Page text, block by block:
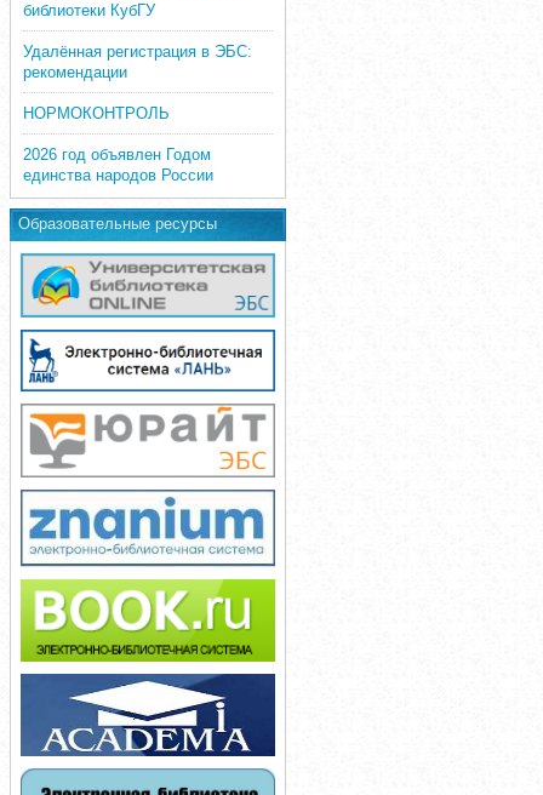
библиотеки КубГУ
Удалённая регистрация в ЭБС:
рекомендации
НОРМОКОНТРОЛЬ
2026 год объявлен Годом
единства народов России
Образовательные ресурсы